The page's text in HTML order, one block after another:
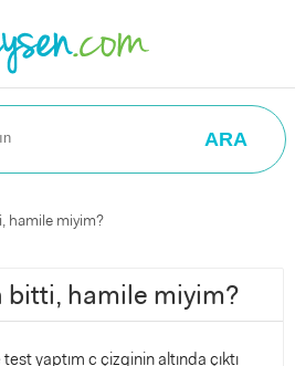
ARA
hamile miyim?
hamile miyim?
yaptım c çizginin altında çıktı